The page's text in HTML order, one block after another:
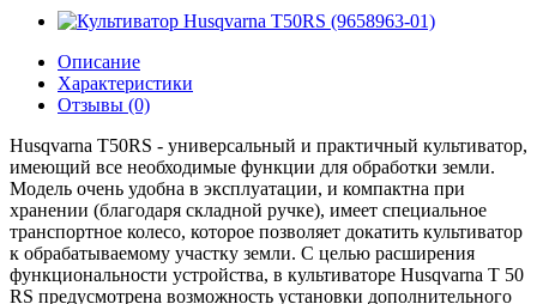
Описание
Характеристики
Отзывы (0)
Husqvarna T50RS - универсальный и практичный культиватор,
имеющий все необходимые функции для обработки земли.
Модель очень удобна в эксплуатации, и компактна при
хранении (благодаря складной ручке), имеет специальное
транспортное колесо, которое позволяет докатить культиватор
к обрабатываемому участку земли. С целью расширения
функциональности устройства, в культиваторе Husqvarna T 50
RS предусмотрена возможность установки дополнительного